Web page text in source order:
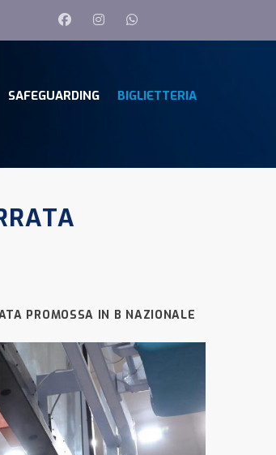
SAFEGUARDING BIGLIETTERIA
PROMOSSA IN B NAZIONALE